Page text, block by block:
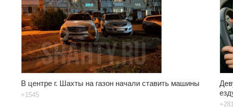
В центре г. Шахты на газон начали ставить машины
+1545